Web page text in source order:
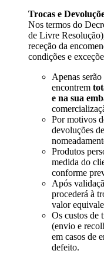
Trocas e
Nos termos do
de Livre
receção da
condições e
Apenas
encontrem
e na sua
Por motivos
devoluções
Produtos
medida do
conforme
Após
procederá à
valor
Os custos de
(envio e
em casos de
defeito.